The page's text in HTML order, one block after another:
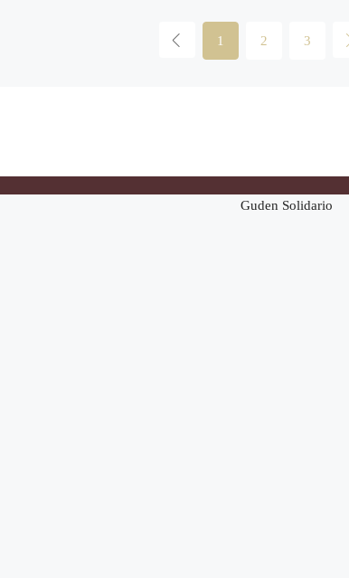
1 2 3
Guden Solidario